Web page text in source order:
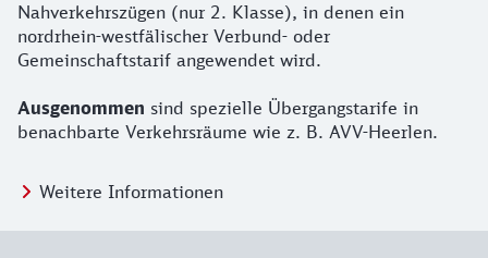
Nahverkehrszügen (nur 2. Klasse), in denen ein
nordrhein-westfälischer Verbund- oder
Gemeinschaftstarif angewendet wird.
Ausgenommen sind spezielle Übergangstarife in
benachbarte Verkehrsräume wie z. B. AVV-Heerlen.
Weitere Informationen